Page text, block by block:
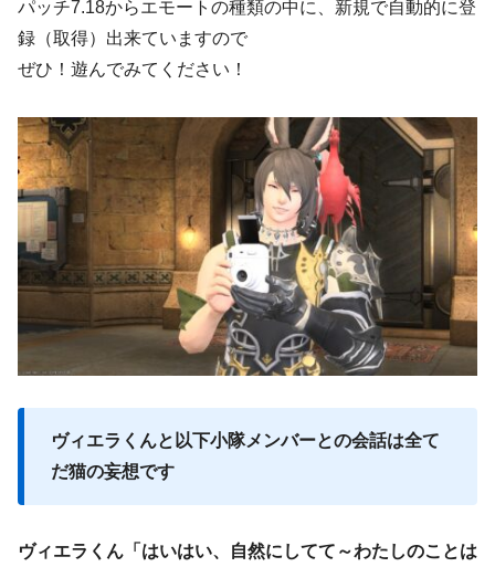
パッチ7.18からエモートの種類の中に、新規で自動的に登
録（取得）出来ていますので
ぜひ！遊んでみてください！
ヴィエラくんと以下小隊メンバーとの会話は全て
だ猫の妄想です
ヴィエラくん「はいはい、自然にしてて～わたしのことは